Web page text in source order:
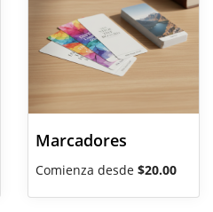
Marcadores
Comienza desde $20.00